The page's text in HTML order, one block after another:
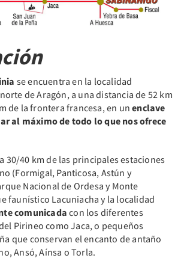
se encuentra en la localidad
de Aragón, a una distancia de 52 km
de la frontera francesa, en unenclave
al máximo de todo lo que nos ofrece
30/40 km de las principales estaciones
(Formigal, Panticosa, Astún y
Nacional de Ordesa y Monte
faunístico Lacuniacha y la localidad
comunicadacon los diferentes
Pirineo como Jaca, o pequeños
que conservan el encanto de antaño
Ansó, Aínsa o Torla.